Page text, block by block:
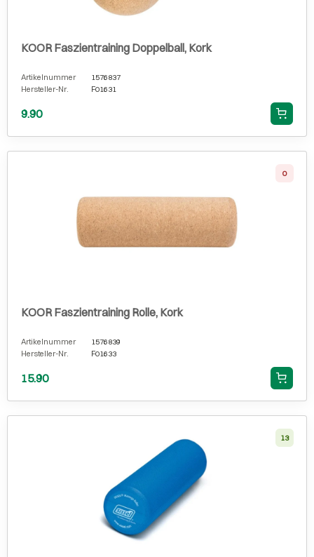
KOOR Faszientraining Doppelball, Kork
Artikelnummer
1576837
Hersteller-Nr.
F01631
9.90
0
KOOR Faszientraining Rolle, Kork
Artikelnummer
1576839
Hersteller-Nr.
F01633
15.90
13